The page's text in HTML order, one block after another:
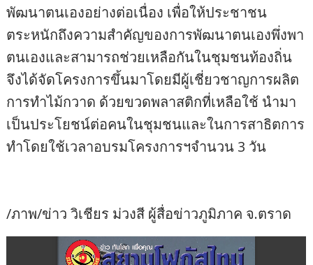
พัฒนาตนเองอย่างต่อเนื่อง เพื่อให้ประชาชน
ตระหนักถึงความสำคัญของการพัฒนาตนเองพึ่งพา
ตนเองและสามารถช่วยเหลือกันในชุมชนท้องถิ่น
จึงได้จัดโครงการขึ้นมาโดยมีผู้เชี่ยวชาญการผลิต
การทำไม้กวาด ด้วยขวดพลาสติกที่เหลือใช้ นำมา
เป็นประโยชน์ต่อคนในชุมชนและในการสาธิตการ
ทำโดยใช้เวลาอบรมโครงการฯจำนวน 3 วัน
/ภาพ/ข่าว วิเชียร ม่วงสี ผู้สื่อข่าวภูมิภาค จ.ตราด